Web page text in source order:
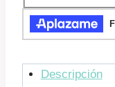
Descripción